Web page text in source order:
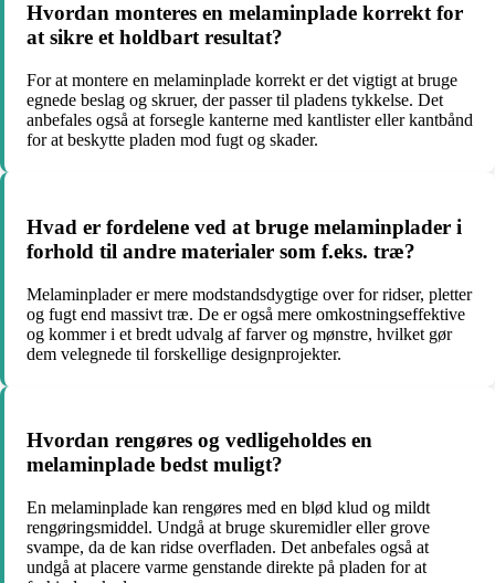
Hvordan monteres en melaminplade korrekt for
at sikre et holdbart resultat?
For at montere en melaminplade korrekt er det vigtigt at bruge
egnede beslag og skruer, der passer til pladens tykkelse. Det
anbefales også at forsegle kanterne med kantlister eller kantbånd
for at beskytte pladen mod fugt og skader.
Hvad er fordelene ved at bruge melaminplader i
forhold til andre materialer som f.eks. træ?
Melaminplader er mere modstandsdygtige over for ridser, pletter
og fugt end massivt træ. De er også mere omkostningseffektive
og kommer i et bredt udvalg af farver og mønstre, hvilket gør
dem velegnede til forskellige designprojekter.
Hvordan rengøres og vedligeholdes en
melaminplade bedst muligt?
En melaminplade kan rengøres med en blød klud og mildt
rengøringsmiddel. Undgå at bruge skuremidler eller grove
svampe, da de kan ridse overfladen. Det anbefales også at
undgå at placere varme genstande direkte på pladen for at